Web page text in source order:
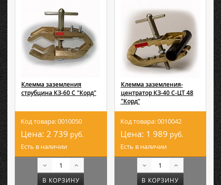
Клемма заземления
струбцина КЗ-60 С "Корд"
Код товара: 0010050
Цена: 2 739 руб.
Есть в наличии
В КОРЗИНУ
Клемма заземления-
центратор КЗ-40 С-ЦТ 48
"Корд"
Код товара: 0010042
Цена: 1 989 руб.
Есть в наличии
В КОРЗИНУ